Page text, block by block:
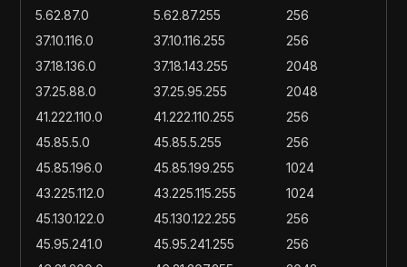
5.62.87.0
5.62.87.255
256
37.10.116.0
37.10.116.255
256
37.18.136.0
37.18.143.255
2048
37.25.88.0
37.25.95.255
2048
41.222.110.0
41.222.110.255
256
45.85.5.0
45.85.5.255
256
45.85.196.0
45.85.199.255
1024
43.225.112.0
43.225.115.255
1024
45.130.122.0
45.130.122.255
256
45.95.241.0
45.95.241.255
256